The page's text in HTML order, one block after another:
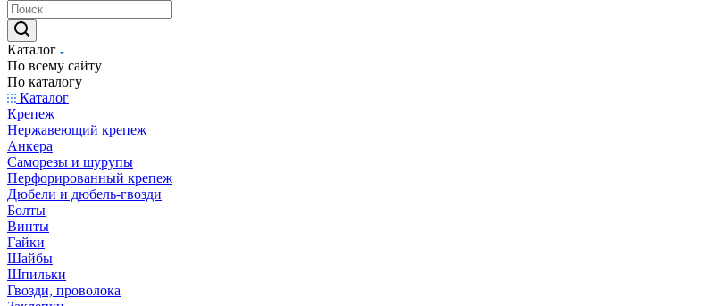
Каталог
По всему сайту
По каталогу
Каталог
Крепеж
Нержавеющий крепеж
Анкера
Саморезы и шурупы
Перфорированный крепеж
Дюбели и дюбель-гвозди
Болты
Винты
Гайки
Шайбы
Шпильки
Гвозди, проволока